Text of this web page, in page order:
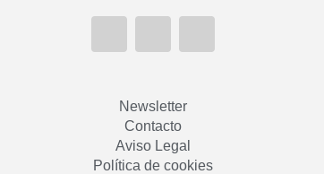
Newsletter
Contacto
Aviso Legal
Política de cookies